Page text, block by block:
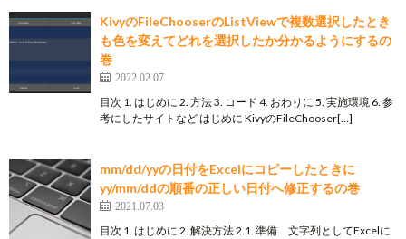
KivyのFileChooserのListViewで複数選択したとき
も色を変えてどれを選択したか分かるようにするの
巻
2022.02.07
目次 1. はじめに 2. 方法 3. コード 4. おわりに 5. 実施環境 6. 参
考にしたサイトなど はじめに KivyのFileChooser[…]
mm/dd/yyの日付をExcelにコピーしたときに
yy/mm/ddの順番の正しい日付へ修正するの巻
2021.07.03
目次 1. はじめに 2. 解決方法 2.1. 準備 文字列としてExcelに